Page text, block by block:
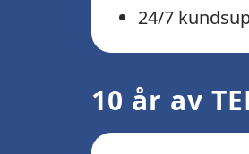
24/7
10 år av